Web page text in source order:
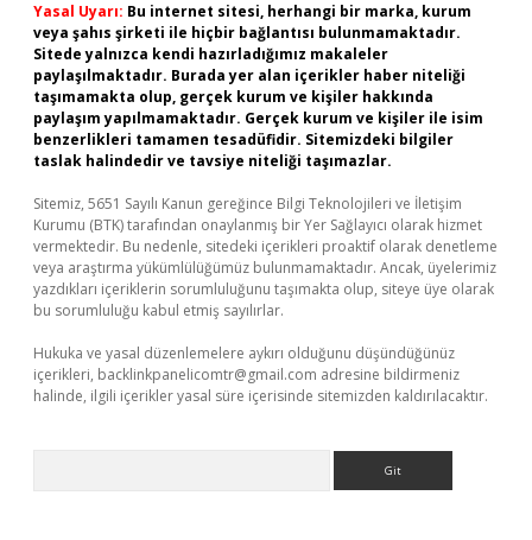
Yasal Uyarı: Bu internet sitesi, herhangi bir marka, kurum
veya şahıs şirketi ile hiçbir bağlantısı bulunmamaktadır.
Sitede yalnızca kendi hazırladığımız makaleler
paylaşılmaktadır. Burada yer alan içerikler haber niteliği
taşımamakta olup, gerçek kurum ve kişiler hakkında
paylaşım yapılmamaktadır. Gerçek kurum ve kişiler ile isim
benzerlikleri tamamen tesadüfidir. Sitemizdeki bilgiler
taslak halindedir ve tavsiye niteliği taşımazlar.
Sitemiz, 5651 Sayılı Kanun gereğince Bilgi Teknolojileri ve İletişim
Kurumu (BTK) tarafından onaylanmış bir Yer Sağlayıcı olarak hizmet
vermektedir. Bu nedenle, sitedeki içerikleri proaktif olarak denetleme
veya araştırma yükümlülüğümüz bulunmamaktadır. Ancak, üyelerimiz
yazdıkları içeriklerin sorumluluğunu taşımakta olup, siteye üye olarak
bu sorumluluğu kabul etmiş sayılırlar.
Hukuka ve yasal düzenlemelere aykırı olduğunu düşündüğünüz
içerikleri, backlinkpanelicomtr@gmail.com adresine bildirmeniz
halinde, ilgili içerikler yasal süre içerisinde sitemizden kaldırılacaktır.